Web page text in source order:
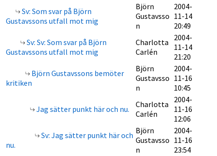
Sv: Som svar på Björn
Gustavssons utfall mot mig
Björn
Gustavsso
n
2004-
11-14
20:49
Sv: Sv: Som svar på Björn
Gustavssons utfall mot mig
Charlotta
Carlén
2004-
11-14
21:20
Björn Gustavssons bemöter
kritiken
Björn
Gustavsso
n
2004-
11-16
10:45
Jag sätter punkt här och nu.
Charlotta
Carlén
2004-
11-16
12:06
Sv: Jag sätter punkt här och
nu.
Björn
Gustavsso
n
2004-
11-16
23:54